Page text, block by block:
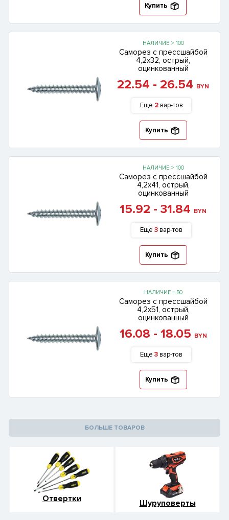
Купить
НАЛИЧИЕ > 100
Саморез с прессшайбой
4,2х32, острый,
оцинкованный
22.54 - 26.54 BYN
Еще 2 вар-тов
Купить
НАЛИЧИЕ > 100
Саморез с прессшайбой
4,2х41, острый,
оцинкованный
15.92 - 31.84 BYN
Еще 3вар-тов
Купить
НАЛИЧИЕ = 50
Саморез с прессшайбой
4,2х51, острый,
оцинкованный
16.08 - 18.05 BYN
Еще 3вар-тов
Купить
БОЛЬШЕ ТОВАРОВ
Отвертки Шуруповерты